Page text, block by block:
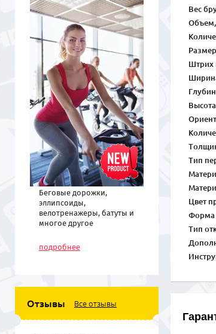
Вес
Штрих
Высота
Тип
Цвет
Форма
Тип
Беговые дорожки,
эллипсоиды,
велотренажеры, батуты и
многое другое
оборудование по низким
ценам
подробнее
Отзывы Все отзывы